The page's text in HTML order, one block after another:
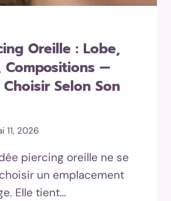
Oreille : Lobe,
Compositions —
Selon Son
11, 2026
piercing oreille ne se
un emplacement
Elle tient…